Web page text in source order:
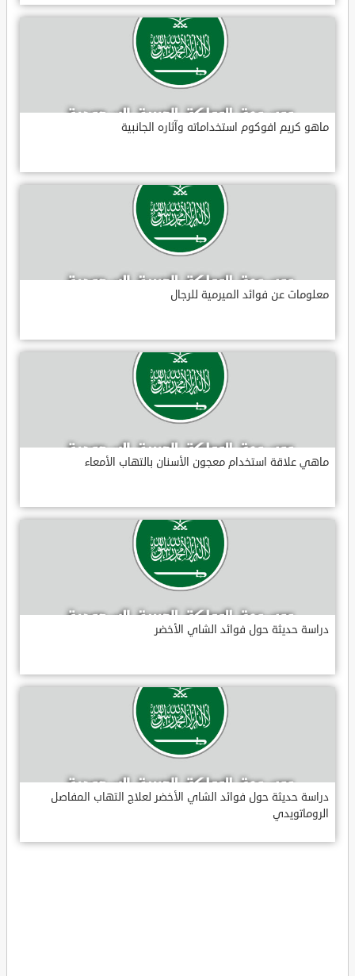
ماهو كريم افوكوم استخداماته وآثاره الجانبية
معلومات عن فوائد الميرمية للرجال
ماهي علاقة استخدام معجون الأسنان بالتهاب الأمعاء
دراسة حديثة حول فوائد الشاي الأخضر
دراسة حديثة حول فوائد الشاي الأخضر لعلاج التهاب المفاصل
الروماتويدي